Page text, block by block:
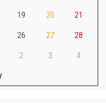
19 20 21
26 27 28
2 3 4